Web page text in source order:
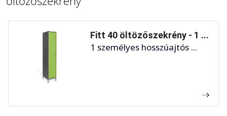
Fitt 40 öltözőszekrény - 1 ...
1 személyes hosszúajtós ...